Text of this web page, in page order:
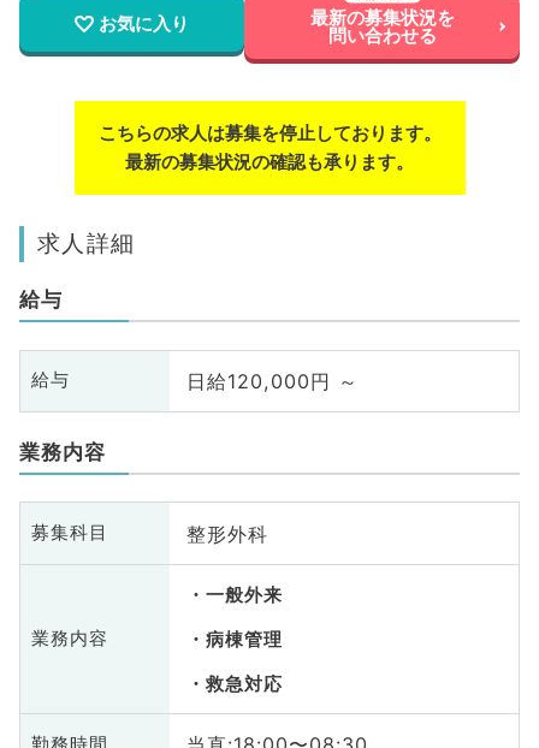
お気に入り 最新の募集状況を
問い合わせる
こちらの求人は募集を停止しております。
最新の募集状況の確認も承ります。
求人詳細
給与
給与 日給120,000円 ～
業務内容
募集科目 整形外科
業務内容
一般外来
病棟管理
救急対応